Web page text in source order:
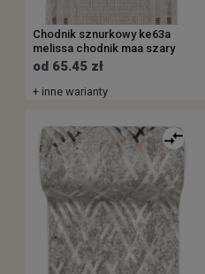
Chodnik sznurkowy ke63a
melissa chodnik maa szary
od 65.45 zł
+ inne warianty